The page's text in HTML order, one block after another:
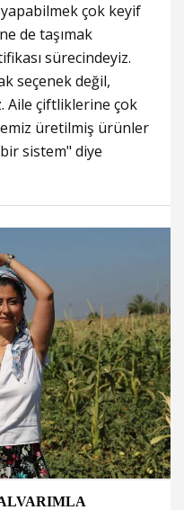
çok keyif
de taşımak
sürecindeyiz.
seçenek değil,
Aile çiftliklerine çok
üretilmiş ürünler
sistem" diye